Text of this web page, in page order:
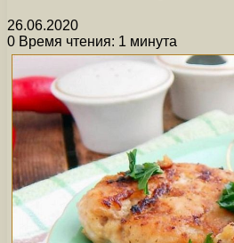
26.06.2020
0 Время чтения: 1 минута